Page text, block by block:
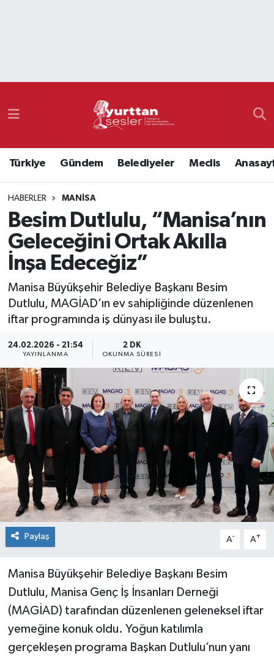
Türkiye Gündem Belediyeler Meclis
HABERLER MANISA
Besim Dutlulu, “Manisa’nın
Geleceğini Ortak Akılla
İnşa Edeceğiz”
Manisa Büyükşehir Belediye Başkanı Besim
Dutlulu, MAGİAD’ın ev sahipliğinde düzenlenen
iftar programında iş dünyası ile buluştu.
24.02.2026 - 21:54
YAYINLANMA
2 DK
OKUNMA SÜRESI
Paylaş A- A+
Manisa Büyükşehir Belediye Başkanı Besim
Dutlulu, Manisa Genç İş İnsanları Derneği
(MAGİAD) tarafından düzenlenen geleneksel iftar
yemeğine konuk oldu. Yoğun katılımla
gerçekleşen programa Başkan Dutlulu’nun yanı
Namaz Vakitleri
Süper Lig Puan Durumu ve Fikstür
Tüm Manşetler
Son Dakika Haberleri
Haber Arşivi